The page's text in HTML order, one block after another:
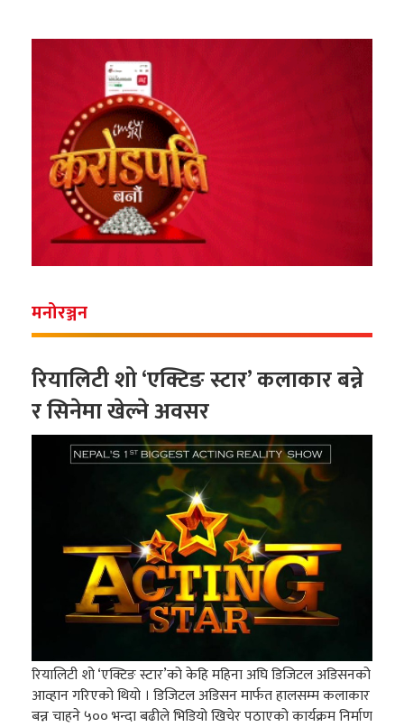
मनोरञ्जन
रियालिटी शो ‘एक्टिङ स्टार’ कलाकार बन्ने
र सिनेमा खेल्ने अवसर
रियालिटी शो ‘एक्टिङ स्टार’को केहि महिना अघि डिजिटल अडिसनको
आव्हान गरिएको थियो । डिजिटल अडिसन मार्फत हालसम्म कलाकार
बन्न चाहने ५०० भन्दा बढीले भिडियो खिचेर पठाएको कार्यक्रम निर्माण